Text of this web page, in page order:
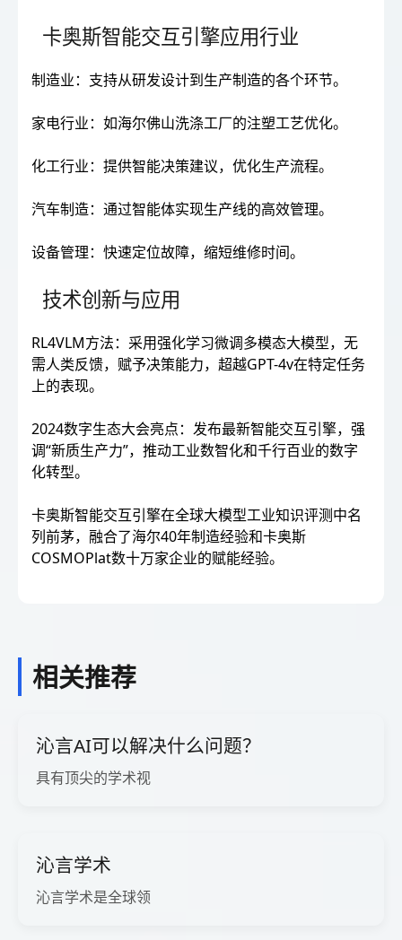
卡奥斯智能交互引擎应用行业
制造业：支持从研发设计到生产制造的各个环节。
家电行业：如海尔佛山洗涤工厂的注塑工艺优化。
化工行业：提供智能决策建议，优化生产流程。
汽车制造：通过智能体实现生产线的高效管理。
设备管理：快速定位故障，缩短维修时间。
技术创新与应用
RL4VLM方法：采用强化学习微调多模态大模型，无
需人类反馈，赋予决策能力，超越GPT-4v在特定任务
上的表现。
2024数字生态大会亮点：发布最新智能交互引擎，强
调“新质生产力”，推动工业数智化和千行百业的数字
化转型。
卡奥斯智能交互引擎在全球大模型工业知识评测中名
列前茅，融合了海尔40年制造经验和卡奥斯
COSMOPlat数十万家企业的赋能经验。
相关推荐
沁言AI可以解决什么问题？
具有顶尖的学术视
沁言学术
沁言学术是全球领